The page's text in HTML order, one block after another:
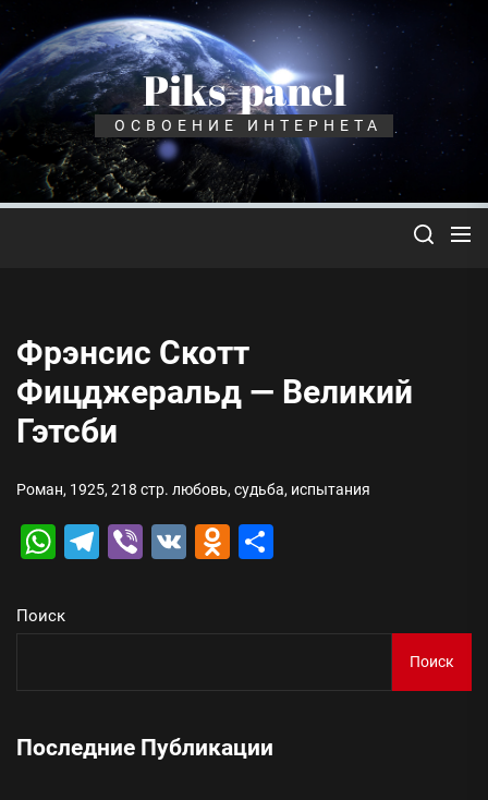
Перейти
содержимому
Piks-panel
ОСВОЕНИЕ ИНТЕРНЕТА
Фрэнсис Скотт
Фицджеральд — Великий
Гэтсби
Роман, 1925, 218 стр. любовь, судьба, испытания
WhatsApp
Telegram
Viber
VK Odnoklassniki
Поиск
Поиск
Последние Публикации